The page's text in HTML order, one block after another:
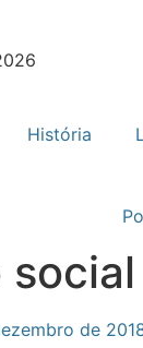
História
de